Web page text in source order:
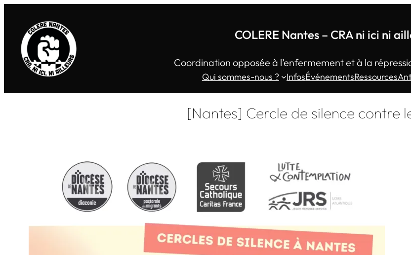
COLERE Nantes – CRA ni ici ni
Coordination opposée à l’enfermement et à la
Qui sommes-nous ? InfosÉvénementsRessources
[Nantes] Cercle de silence contre